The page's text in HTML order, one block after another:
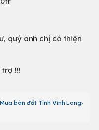
quý anh chị có thiện
trợ !!!
Mua bán đất Tỉnh Vĩnh Long